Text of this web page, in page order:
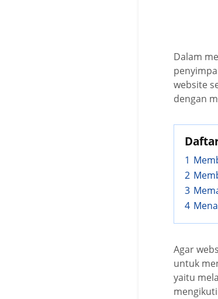
Dalam
website
dengan
1
2
3
4
Agar
untuk
yaitu